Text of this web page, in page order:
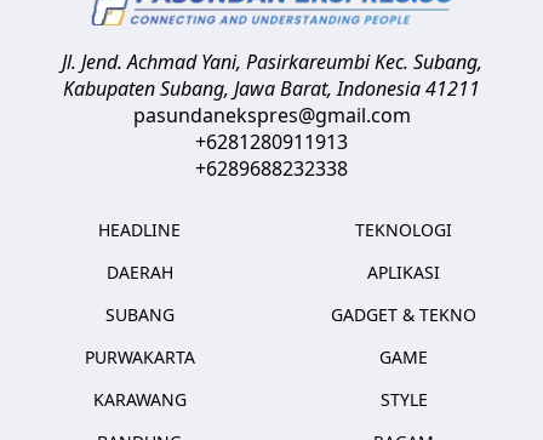
Jl. Jend. Achmad Yani, Pasirkareumbi Kec. Subang,
Kabupaten Subang, Jawa Barat,Indonesia41211
pasundanekspres@gmail.com
+6281280911913
+6289688232338
HEADLINE
DAERAH
SUBANG
PURWAKARTA
KARAWANG
TEKNOLOGI
APLIKASI
GADGET & TEKNO
GAME
STYLE